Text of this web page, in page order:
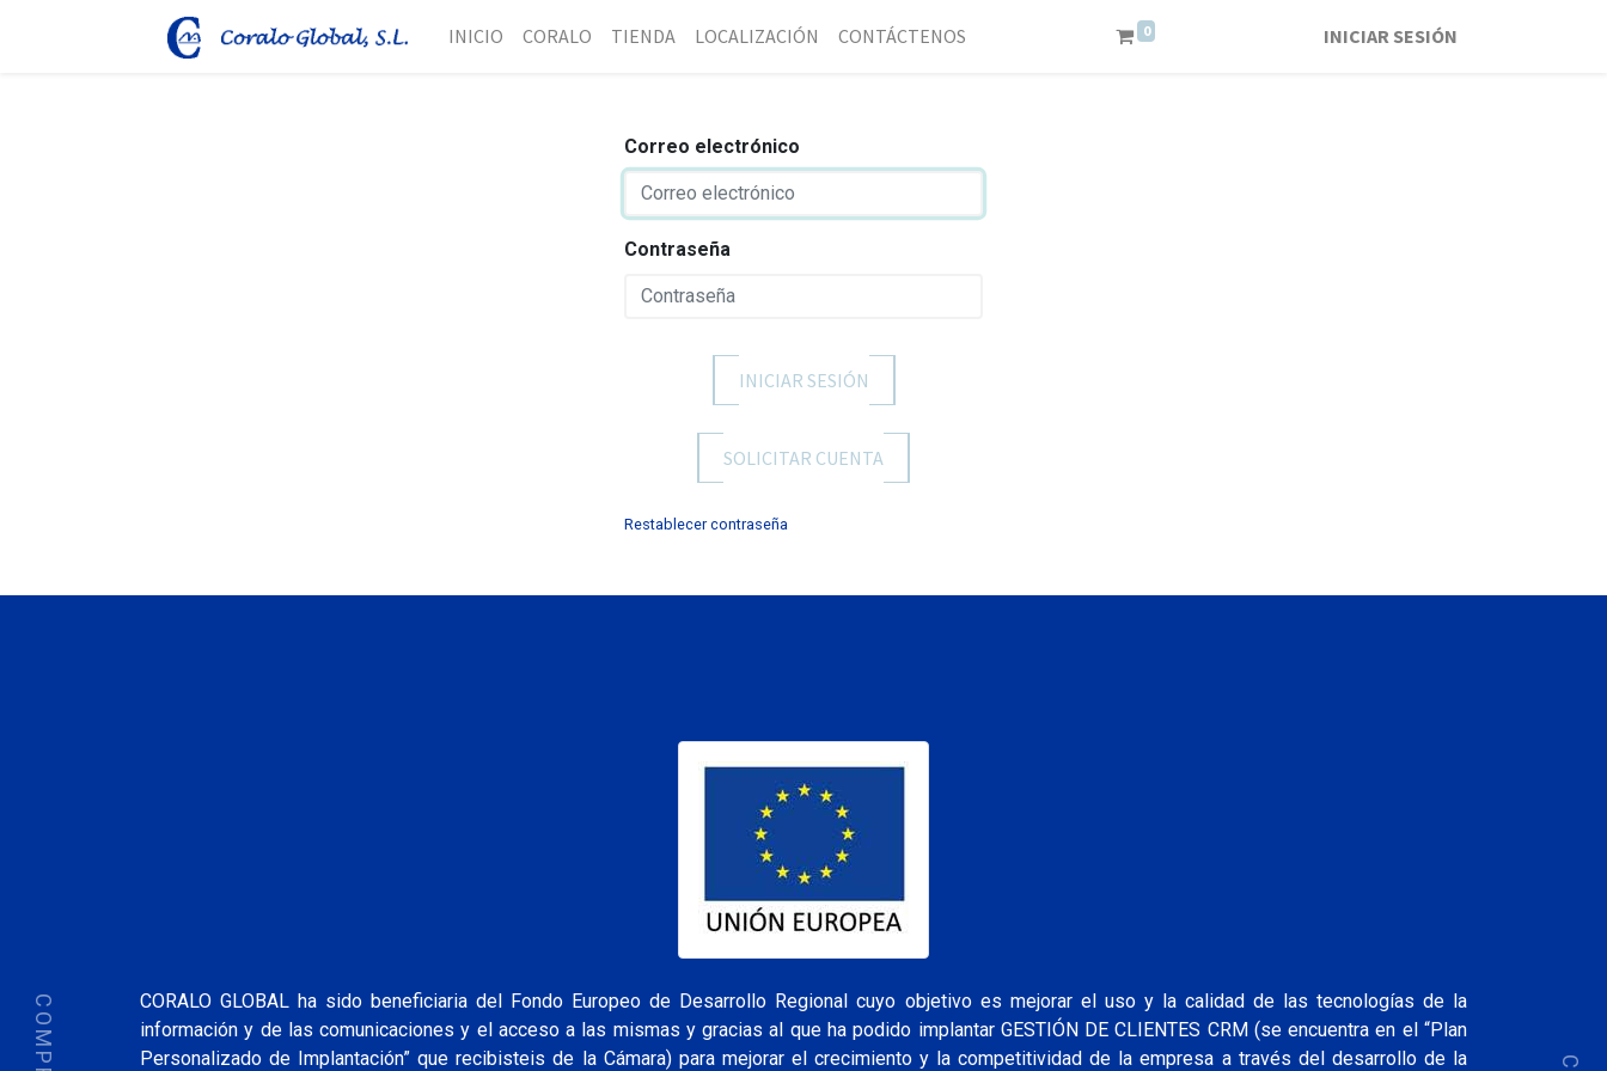
INICIO CORALO TIENDA LOCALIZACIÓN CONTÁCTENOS 0 INICIAR SESIÓN
Correo electrónico
Contraseña
INICIAR SESIÓN
SOLICITAR CUENTA
Restablecer contraseña
CORALO GLOBAL ha sido beneficiaria del Fondo Europeo de Desarrollo Regional cuyo objetivo es mejorar el uso y la calidad de las tecnologías de la
información y de las comunicaciones y el acceso a las mismas y gracias al que ha podido implantar GESTIÓN DE CLIENTES CRM (se encuentra en el “Plan
Personalizado de Implantación” que recibisteis de la Cámara) para mejorar el crecimiento y la competitividad de la empresa a través del desarrollo de la